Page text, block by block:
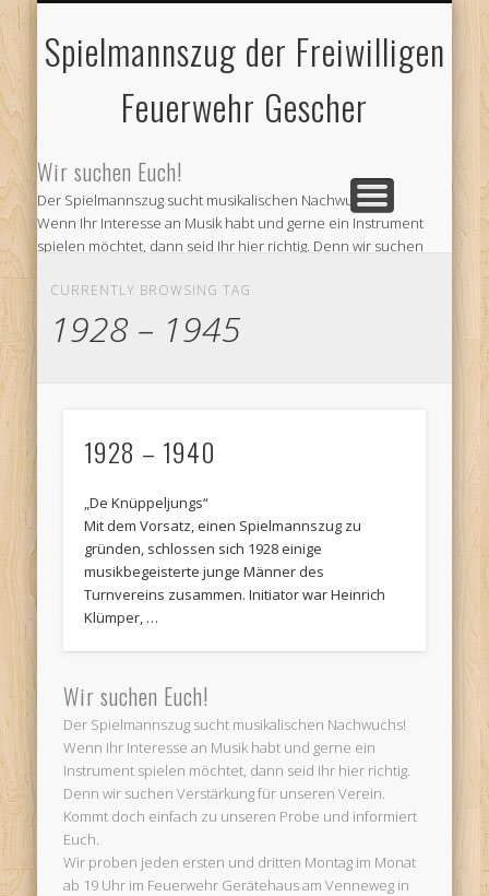
Spielmannszug der Freiwilligen
Feuerwehr Gescher
Wir suchen Euch!
Der Spielmannszug sucht musikalischen Nachwuchs!
Wenn Ihr Interesse an Musik habt und gerne ein Instrument
spielen möchtet, dann seid Ihr hier richtig. Denn wir suchen
unseren Probe und informiert Euch.
Wir proben jeden ersten und dritten Montag im Monat ab 19
Uhr im Feuerwehr Gerätehaus am Venneweg in Gescher.
Wir freuen uns auf Euren Besuch
Termine:
CURRENTLY BROWSING TAG
1928 – 1945
1928 – 1940
„De Knüppeljungs“
Mit dem Vorsatz, einen Spielmannszug zu
gründen, schlossen sich 1928 einige
musikbegeisterte junge Männer des
Turnvereins zusammen. Initiator war Heinrich
Klümper, …
Wir suchen Euch!
Der Spielmannszug sucht musikalischen Nachwuchs!
Wenn Ihr Interesse an Musik habt und gerne ein
Instrument spielen möchtet, dann seid Ihr hier richtig.
Denn wir suchen Verstärkung für unseren Verein.
Kommt doch einfach zu unseren Probe und informiert
Euch.
Wir proben jeden ersten und dritten Montag im Monat
ab 19 Uhr im Feuerwehr Gerätehaus am Venneweg in